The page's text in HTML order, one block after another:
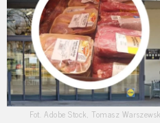
Fot. Adobe Stock, Tomasz